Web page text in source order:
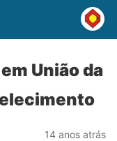
União da
14 anos atrás